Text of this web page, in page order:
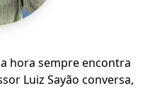
hora sempre encontra
Luiz Sayão conversa,